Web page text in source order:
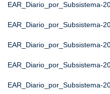
EAR_Diario_por_Subsistema-
EAR_Diario_por_Subsistema-
EAR_Diario_por_Subsistema-
EAR_Diario_por_Subsistema-
EAR_Diario_por_Subsistema-